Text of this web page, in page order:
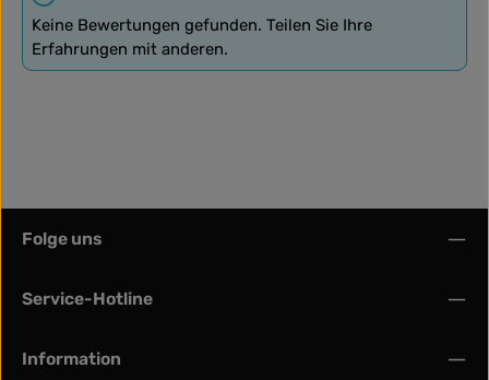
Keine Bewertungen gefunden. Teilen Sie Ihre
Erfahrungen mit anderen.
Folge uns
Service-Hotline
Information